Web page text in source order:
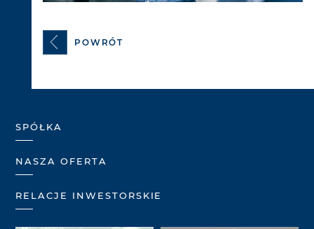
POWRÓT
SPÓŁKA
NASZA OFERTA
RELACJE INWESTORSKIE